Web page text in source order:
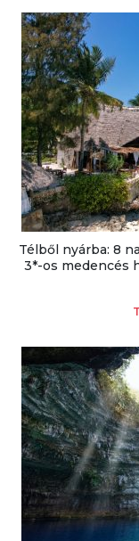
Télből nyárba: 8
3*-os medencés